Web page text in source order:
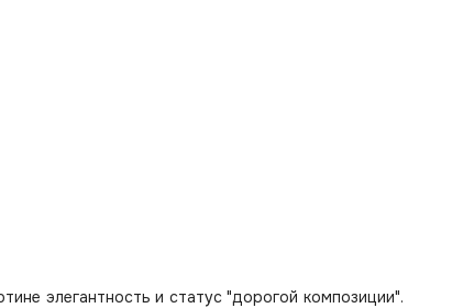
элегантность и статус "дорогой композиции".